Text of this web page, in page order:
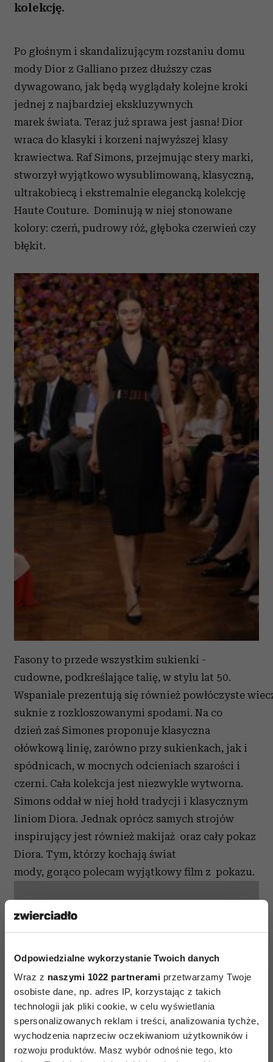
Odpowiedzialne wykorzystanie Twoich danych
Wraz z naszymi 1022 partnerami przetwarzamy Twoje
osobiste dane, np. adres IP, korzystając z takich
technologii jak pliki cookie, w celu wyświetlania
spersonalizowanych reklam i treści, analizowania tychże,
wychodzenia naprzeciw oczekiwaniom użytkowników i
rozwoju produktów. Masz wybór odnośnie tego, kto
kolekcję.
Po głośnym i skandalizującym rozstaniu domu
mody Dior z Galliano przez dłuższy czas
dywagowano, jak będą wyglądały kolejne kroki
jednej z najbardziej ekskluzywnych
marek świata. Teraz już sprawa jest jasna! Dior
wraca do klasyki i korzeni najwyższej klasy
krawiectwa. Raf Simons, przejmując stery marki,
stworzył wyjątkowo wysublimowaną, klasyczną,
ultrakobiecą i ekstremalnie elegancką kolekcję
Haute Couture. Dominują w niej stonowane
kolory: czerń, pudrowy róż, głęboka czerwień czy
błękit.
Fasony to przede wszystkim sukienki -
cudowne, podkreślające talię, w stylu lat 50.
Wspaniale prezentują się również powłóczyste
suknie z rozkloszowanymi spodami. Na co
dzień zaś Simones proponuje klasyczna
ołówkową linię, zarówno przy sukienkach, jak i
spódnicach, w mocnych odcieniach szarości i
czerni. Cała kolekcja jest niezwykle wytworna.
Simons oddał w niej hołd tradycji i klasycznym
liniom Diora. Jednak oprócz samych strojów
inspirujący jest również makijaż oraz cały pokaz
Diora. Tym, którzy kochają świat
mody, gorąco polecam wyjątkowy film z pokazu.
⋯
Proszę akceptuj pliki cookie marketingowe, aby wyświetlić